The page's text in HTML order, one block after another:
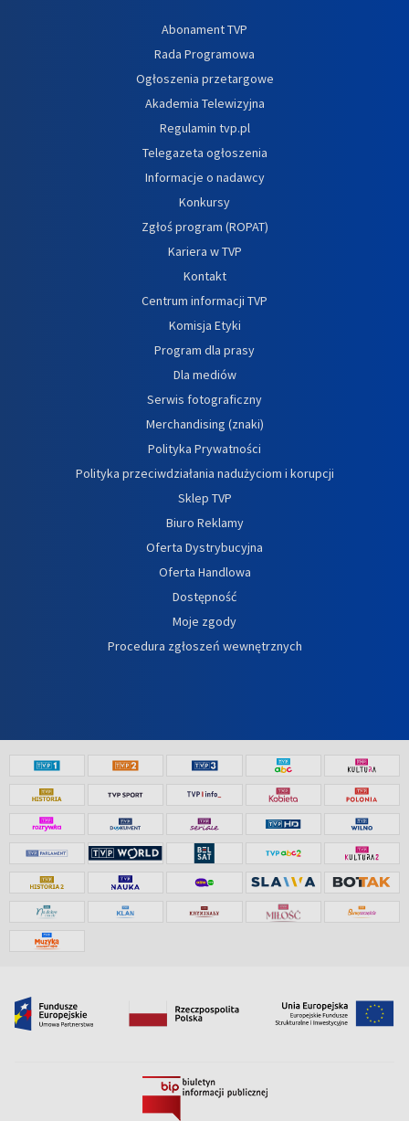
Abonament TVP
Rada Programowa
Ogłoszenia przetargowe
Akademia Telewizyjna
Regulamin tvp.pl
Telegazeta ogłoszenia
Informacje o nadawcy
Konkursy
Zgłoś program (ROPAT)
Kariera w TVP
Kontakt
Centrum informacji TVP
Komisja Etyki
Program dla prasy
Dla mediów
Serwis fotograficzny
Merchandising (znaki)
Polityka Prywatności
Polityka przeciwdziałania nadużyciom i korupcji
Sklep TVP
Biuro Reklamy
Oferta Dystrybucyjna
Oferta Handlowa
Dostępność
Moje zgody
Procedura zgłoszeń wewnętrznych